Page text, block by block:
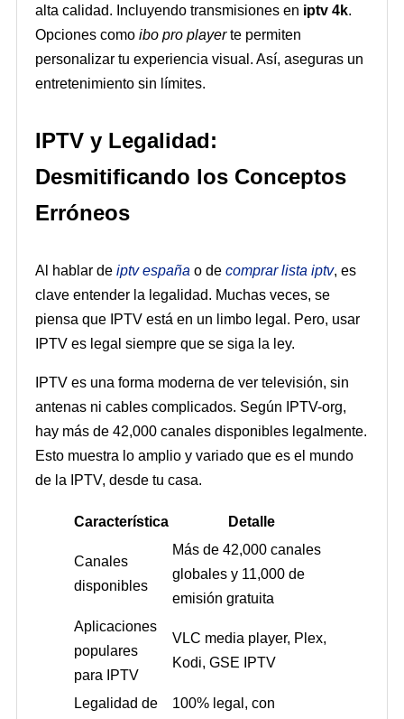
alta calidad. Incluyendo transmisiones en iptv 4k.
Opciones como ibo pro playerte permiten
personalizar tu experiencia visual. Así, aseguras un
entretenimiento sin límites.
IPTV y Legalidad:
Desmitificando los Conceptos
Erróneos
Al hablar de iptv españa o de comprar lista iptv, es
clave entender la legalidad. Muchas veces, se
piensa que IPTV está en un limbo legal. Pero, usar
IPTV es legal siempre que se siga la ley.
IPTV es una forma moderna de ver televisión, sin
antenas ni cables complicados. Según IPTV-org,
hay más de 42,000 canales disponibles legalmente.
Esto muestra lo amplio y variado que es el mundo
de la IPTV, desde tu casa.
Característica Detalle
Canales
disponibles
Más de 42,000 canales
globales y 11,000 de
emisión gratuita
Aplicaciones
populares
para IPTV
VLC media player, Plex,
Kodi, GSE IPTV
Legalidad de
100% legal, con